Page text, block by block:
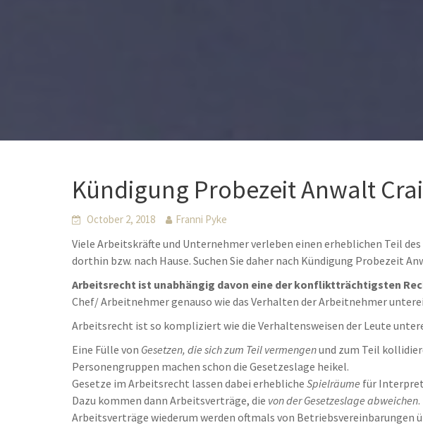
Kündigung Probezeit Anwalt
October 2, 2018 Franni Pyke
Viele Arbeitskräfte und Unternehmer verleben einen erheblichen Teil
dorthin bzw. nach Hause. Suchen Sie daher nach Kündigung Probezeit
Arbeitsrecht ist unabhängig davon eine der konfliktträchtigsten
Chef/ Arbeitnehmer genauso wie das Verhalten der Arbeitnehmer
Arbeitsrecht ist so kompliziert wie die Verhaltensweisen der Leute
Eine Fülle von Gesetzen, die sich zum Teil vermengenund zum Teil
Personengruppen machen schon die Gesetzeslage heikel.
Gesetze im Arbeitsrecht lassen dabei erhebliche Spielräume für
Dazu kommen dann Arbeitsverträge, die von der Gesetzeslage abweichen.
Arbeitsverträge wiederum werden oftmals von Betriebsvereinbarungen